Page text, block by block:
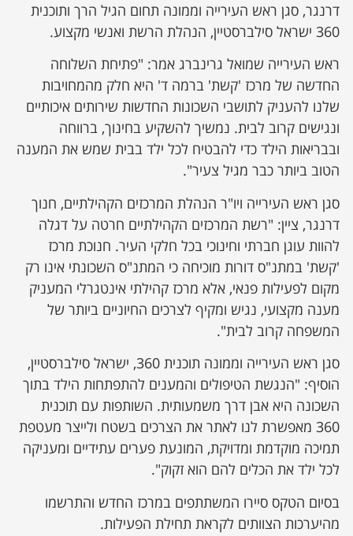
דרנגר, סגן ראש העירייה וממונה תחום הגיל הרך ותוכנית
360 ישראל סילברסטיין, הנהלת הרשת ואנשי מקצוע.
ראש העירייה שמואל גרינברג אמר: "פתיחת השלוחה
החדשה של מרכז 'קשת' ברמה ד' היא חלק מהמחויבות
שלנו להעניק לתושבי השכונות החדשות שירותים איכותיים
ונגישים קרוב לבית. נמשיך להשקיע בחינוך, ברווחה
ובבריאות הילד כדי להבטיח לכל ילד בבית שמש את המענה
הטוב ביותר כבר מגיל צעיר".
סגן ראש העירייה ויו"ר הנהלת המרכזים הקהילתיים, חנוך
דרנגר, ציין: "רשת המרכזים הקהילתיים חרטה על דגלה
להוות עוגן חברתי וחינוכי בכל חלקי העיר. חנוכת מרכז
'קשת' במתנ"ס דורות מוכיחה כי המתנ"ס השכונתי אינו רק
מקום לפעילות פנאי, אלא מרכז קהילתי אינטגרלי המעניק
מענה מקצועי, נגיש ומקיף לצרכים החיוניים ביותר של
המשפחה קרוב לבית".
סגן ראש העירייה וממונה תוכנית 360, ישראל סילברסטיין,
הוסיף: "הנגשת הטיפולים והמענים להתפתחות הילד בתוך
השכונה היא אבן דרך משמעותית. השותפות עם תוכנית
360 מאפשרת לנו לאתר את הצרכים בשטח ולייצר מעטפת
תמיכה מוקדמת ומדויקת, המונעת פערים עתידיים ומעניקה
לכל ילד את הכלים להם הוא זקוק".
בסיום הטקס סיירו המשתתפים במרכז החדש והתרשמו
מהיערכות הצוותים לקראת תחילת הפעילות.